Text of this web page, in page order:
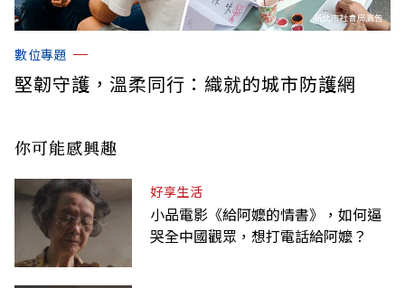
數位專題
堅韌守護，溫柔同行：織就的城市防護網
你可能感興趣
好享生活
小品電影《給阿嬤的情書》，如何逼
哭全中國觀眾，想打電話給阿嬤？